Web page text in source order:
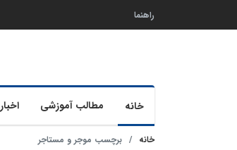
راهنما
خانه مطالب آموزشی اخبار
خانه برچسب موجر و مستاجر